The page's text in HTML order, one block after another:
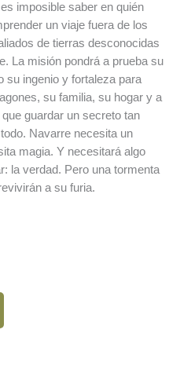
imposible saber en quién
un viaje fuera de los
de tierras desconocidas
La misión pondrá a prueba su
su ingenio y fortaleza para
su familia, su hogar y a
guardar un secreto tan
Navarre necesita un
magia. Y necesitará algo
la verdad. Pero una tormenta
a su furia.